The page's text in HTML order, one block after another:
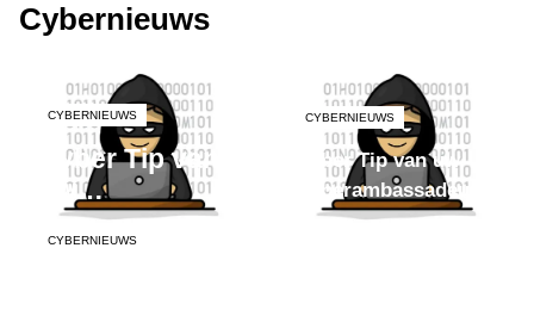
Cybernieuws
CYBERNIEUWS
Cyber Tip van
uw
Cyberambassadeur
(2)
CYBERNIEUWS
Cyber Tip van uw
Cyberambassadeur
CYBERNIEUWS